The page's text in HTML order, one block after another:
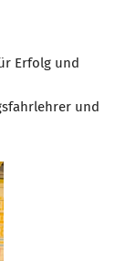
Erfolg und
und